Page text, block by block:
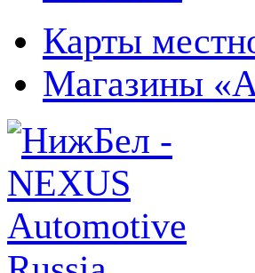
Карты
Магазины